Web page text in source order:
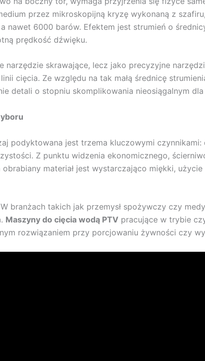
przez mikroskopijną kryzę wykonaną z
nawet 6000 barów. Efektem jest strumień o
prędkość dźwięku.
skrawające, lecz jako precyzyjne
cięcia. Ze względu na tak małą średnicę
detali o stopniu skomplikowania nieosiągalnym
podyktowana jest trzema kluczowymi
Z punktu widzenia ekonomicznego,
materiał jest wystarczająco miękki,
branżach takich jak przemysł spożywczy czy
Maszyny do cięcia wodą PTV pracujące w trybie
rozwiązaniem przy porcjowaniu żywności czy